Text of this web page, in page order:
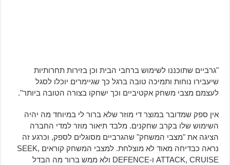
"גרביים שתוכננו לשימוש ברחבי הבית וכן בזירות תחרותיות
שיעבירו נוחות ותמיכה טובה ברגל כך שגיימרים יוכלו לסגל
לעצמם מצבי משחק אקטיביים וכך ישחקו בצורה הטובה ביותר".
אין ספק שמדובר במוצר די מוזר שלא ברור לי במיוחד מה יהיה
השימוש שלו בקרב שחקנים. מלבד תיאור מוזר למדי החברה
הציגה את "מצבי המשחק" שהגרביים מסוגלים לספק, וכרגע זה
נראה כבדיחה מאוד לא מוצלחת. למצבי המשחק קוראים SEEK,
ATTACK, CRUISE ו-DEFENCE ולא ממש ברור מה הבדל